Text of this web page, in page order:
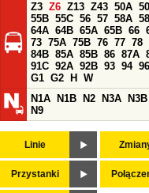
Z3 Z6 Z13 Z43 50A
55B 55C 56 57 58A
64A 64B 65A 65B 66
73 75A 75B 76 77 78
84B 85A 85B 86 87A
91C 92A 92B 93 94 96
G1 G2 H
W
N1A
N1B N2 N3A N3B
N9
Linie
Przystanki